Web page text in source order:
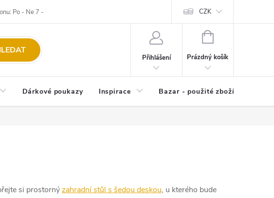
Po - Ne 7 -
Komisní prodej | Výkup zboží Kvalita zboží Spolupráce |
CZK
Přihlášení
NÁKUPNÍ
Prázdný košík
Dárkové poukazy Inspirace Bazar - použité zboží
si prostornýzahradní stůl s šedou deskou, u kterého bude